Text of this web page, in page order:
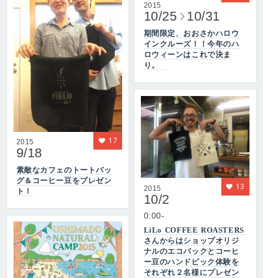
2015
9/18
素敵なカフェのトートバッ
グ＆コーヒー豆をプレゼン
ト！
17
2015
10/25 10/31
期間限定、おおさかハロウ
インクルーズ！！今年のハ
ロウィーンはこれで決ま
り。
2015
10/2
0:00-
LiLo COFFEE ROASTERS
さんからはショップオリジ
ナルのエコバックとコーヒ
ー豆のハンドピック体験を
それぞれ２名様にプレゼン
13